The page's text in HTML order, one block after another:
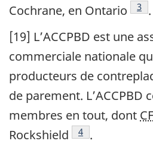
Cochrane, en Ontario
3 .
[19] L’ACCPBD est une
commerciale nationale
producteurs de
de parement. L’ACCPBD
membres en tout, dont
Rockshield
Note de bas de
4 .